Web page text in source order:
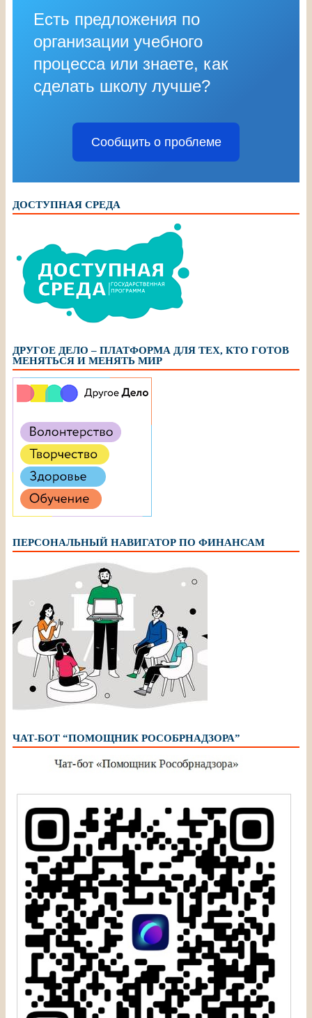
Есть предложения по
организации учебного
процесса или знаете, как
сделать школу лучше?
Сообщить о проблеме
ДОСТУПНАЯ СРЕДА
ДРУГОЕ ДЕЛО – ПЛАТФОРМА ДЛЯ ТЕХ, КТО ГОТОВ
МЕНЯТЬСЯ И МЕНЯТЬ МИР
ПЕРСОНАЛЬНЫЙ НАВИГАТОР ПО ФИНАНСАМ
ЧАТ-БОТ “ПОМОЩНИК РОСОБРНАДЗОРА”